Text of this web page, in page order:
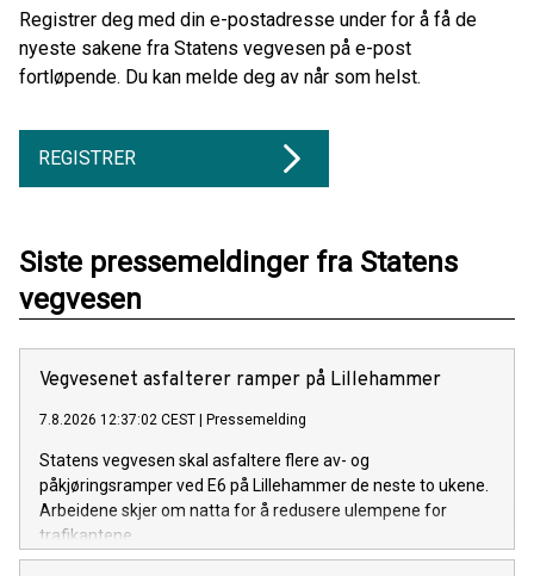
Registrer deg med din e-postadresse under for å få de
nyeste sakene fra Statens vegvesen på e-post
fortløpende. Du kan melde deg av når som helst.
REGISTRER
Siste pressemeldinger fra Statens
vegvesen
Vegvesenet asfalterer ramper på Lillehammer
7.8.2026 12:37:02 CEST | Pressemelding
Statens vegvesen skal asfaltere flere av- og
påkjøringsramper ved E6 på Lillehammer de neste to ukene.
Arbeidene skjer om natta for å redusere ulempene for
trafikantene.